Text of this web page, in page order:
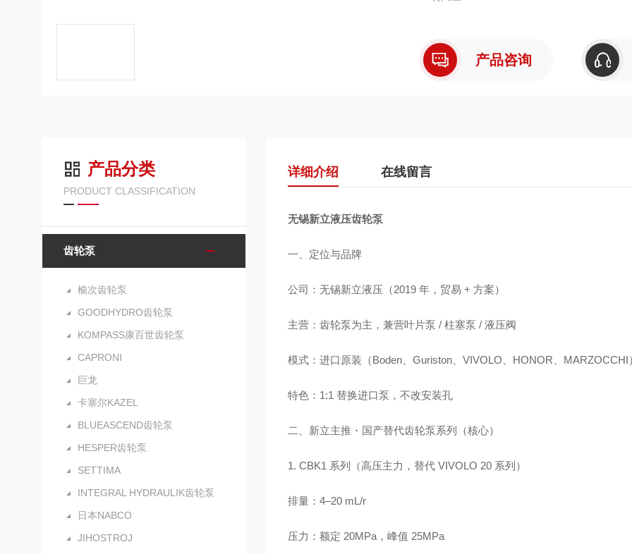
产品咨询
产品分类
PRODUCT CLASSIFICATION
齿轮泵
榆次齿轮泵
GOODHYDRO齿轮泵
KOMPASS康百世齿轮泵
CAPRONI
巨龙
卡塞尔KAZEL
BLUEASCEND齿轮泵
HESPER齿轮泵
SETTIMA
INTEGRAL HYDRAULIK齿轮泵
日本NABCO
JIHOSTROJ
详细介绍 在线留言
无锡新立液压齿轮泵
一、定位与品牌
公司：无锡新立液压（2019 年，贸易 + 方案）
主营：齿轮泵为主，兼营叶片泵 / 柱塞泵 / 液压阀
模式：进口原装（Boden、Guriston、VIVOLO、HONOR、
特色：1:1 替换进口泵，不改安装孔
二、新立主推・国产替代齿轮泵系列（核心）
1. CBK1 系列（高压主力，替代 VIVOLO 20 系列）
排量：4–20 mL/r
压力：额定 20MPa，峰值 25MPa